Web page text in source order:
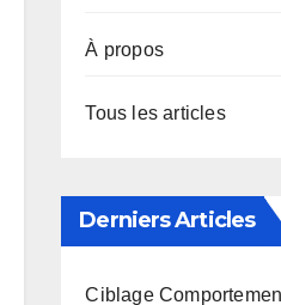
À propos
Tous les articles
Derniers Articles
Ciblage